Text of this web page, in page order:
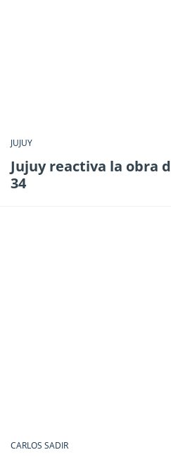
JUJUY
Jujuy reactiva la obra
34
CARLOS SADIR